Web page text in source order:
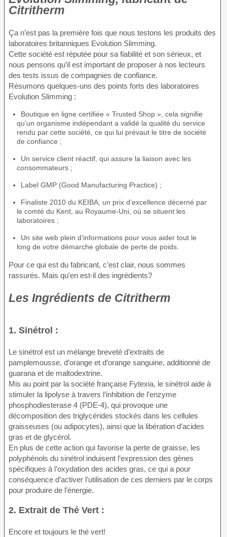
Citritherm
Ça n’est pas la première fois que nous testons les produits des
laboratoires britanniques Evolution Slimming.
Cette société est réputée pour sa fiabilité et son sérieux, et
nous pensons qu’il est important de proposer à nos lecteurs
des tests issus de compagnies de confiance.
Résumons quelques-uns des points forts des laboratoires
Evolution Slimming :
Boutique en ligne certifiée « Trusted Shop », cela signifie
qu’un organisme indépendant a validé la qualité du service
rendu par cette société, ce qui lui prévaut le titre de société
de confiance ;
Un service client réactif, qui assure la liaison avec les
consommateurs ;
Label GMP (Good Manufacturing Practice) ;
Finaliste 2010 du KEIBA, un prix d’excellence décerné par
le comté du Kent, au Royaume-Uni, où se situent les
laboratoires ;
Un site web plein d’informations pour vous aider tout le
long de votre démarche globale de perte de poids.
Pour ce qui est du fabricant, c’est clair, nous sommes
rassurés. Mais qu’en est-il des ingrédients?
Les Ingrédients de Citritherm
1. Sinétrol :
Le sinétrol est un mélange breveté d’extraits de
pamplemousse, d’orange et d’orange sanguine, additionné de
guarana et de maltodextrine.
Mis au point par la société française Fytexia, le sinétrol aide à
stimuler la lipolyse à travers l’inhibition de l’enzyme
phosphodiesterase 4 (PDE-4), qui provoque une
décomposition des triglycérides stockés dans les cellules
graisseuses (ou adipocytes), ainsi que la libération d’acides
gras et de glycérol.
En plus de cette action qui favorise la perte de graisse, les
polyphénols du sinétrol induisent l’expression des gènes
spécifiques à l’oxydation des acides gras, ce qui a pour
conséquence d’activer l’utilisation de ces derniers par le corps
pour produire de l’énergie.
2. Extrait de Thé Vert :
Encore et toujours le thé vert!